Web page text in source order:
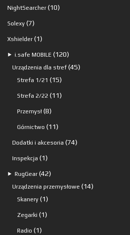
produkty
NightSearcher 1010
Solexy 77
produktów
Xshielder 11
produkt
⯈ i.safe MOBILE 120120
produktów
Urządzenia dla stref 4545
Strefa 1/21 1515
produktów
Strefa 2/22 1111
Przemysł 88
produktów
Górnictwo 1111
produktów
Dodatki i akcesoria 7474
Inspekcja 11
produkt
⯈ RugGear 4242
produkty
Urządzenia przemysłowe 1414
Skanery 11
produkt
Zegarki 11
Radio 11